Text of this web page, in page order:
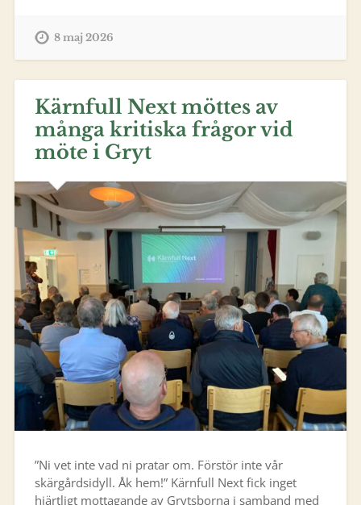
8 maj 2026
Kärnfull Next möttes av
många kritiska frågor vid
möte i Gryt
”Ni vet inte vad ni pratar om. Förstör inte vår
skärgårdsidyll. Åk hem!” Kärnfull Next fick inget
hjärtligt mottagande av Grytsborna i samband med